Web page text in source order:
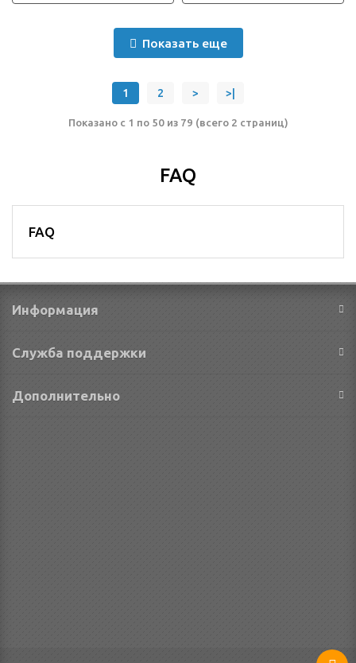
Показать еще
1 2 > >|
Показано с 1 по 50 из 79 (всего 2 страниц)
FAQ
FAQ
Информация
Служба поддержки
Дополнительно